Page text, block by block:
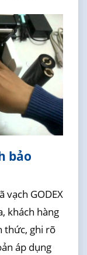
bảo
vạch GODEX
khách hàng
thức, ghi rõ
áp dụng